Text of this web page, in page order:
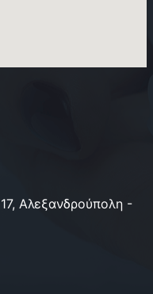
Αλεξανδρούπολη -